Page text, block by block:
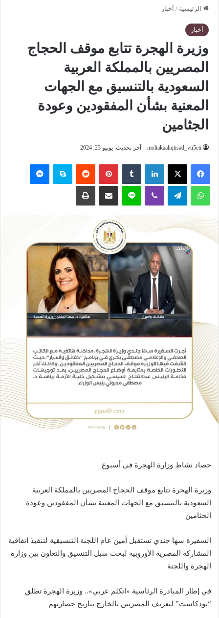
الرئيسية / أخبار
أخبار
وزيرة الهجرة تتابع موقف الحجاج
المصريين بالمملكة العربية
السعودية بالتنسيق مع الجهات
المعنية بشأن المفقودين وعودة
الجثامين
moltakaaliqtisad_vu5eti آخر تحديث: يونيو 23, 2024
فيسبوك ‫X لينكدإن بينتيريست سكايب
واتساب تيلقرام لاين
حصاد نشاط وزارة الهجرة في أسبوع
وزيرة الهجرة تتابع موقف الحجاج المصريين بالمملكة العربية
السعودية بالتنسيق مع الجهات المعنية بشأن المفقودين وعودة
الجثامين
السفيرة سها جندي تستقبل أمين عام اللجنة التنسيقية لتنفيذ اتفاقية
المشاركة المصرية الأوروبية لبحث سبل التنسيق والتعاون بين وزارة
الهجرة واللجنة
في إطار المبادرة الرئاسية «اتكلم عربي».. وزيرة الهجرة تطلق
“بودكاست” لتعريف المصريين بالخارج بتاريخ حضارتهم